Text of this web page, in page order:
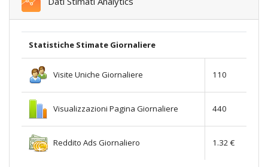
Statistiche Stimate Giornaliere
Visite Uniche Giornaliere 110
Visualizzazioni Pagina Giornaliere 440
Reddito Ads Giornaliero 1.32 €